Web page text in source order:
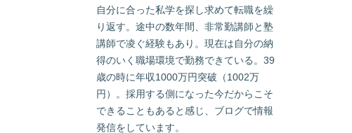
自分に合った私学を探し求めて転職を繰
り返す。途中の数年間、非常勤講師と塾
講師で凌ぐ経験もあり。現在は自分の納
得のいく職場環境で勤務できている。39
歳の時に年収1000万円突破（1002万
円）。採用する側になった今だからこそ
できることもあると感じ、ブログで情報
発信をしています。